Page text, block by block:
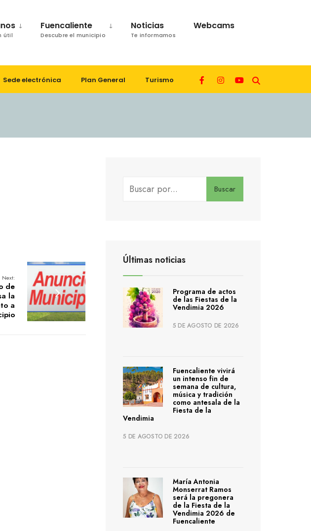
útil
Fuencaliente
Descubre el municipio
Noticias
Te informamos
Webcams
Sede electrónica Plan General Turismo
Next:
de
la
a
Buscar
Últimas noticias
Programa de actos
de las Fiestas de la
Vendimia 2026
5 DE AGOSTO DE 2026
Fuencaliente vivirá
un intenso fin de
semana de cultura,
música y tradición
como antesala de la
Fiesta de la
Vendimia
5 DE AGOSTO DE 2026
María Antonia
Monserrat Ramos
será la pregonera
de la Fiesta de la
Vendimia 2026 de
Fuencaliente